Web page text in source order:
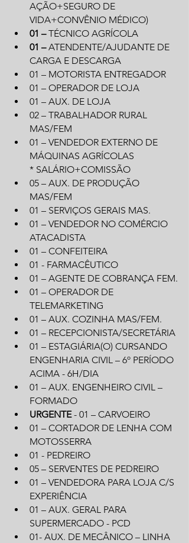
AÇÃO+SEGURO DE
VIDA+CONVÊNIO MÉDICO)
01 – TÉCNICO AGRÍCOLA
01 – ATENDENTE/AJUDANTE DE
CARGA E DESCARGA
01 – MOTORISTA ENTREGADOR
01 – OPERADOR DE LOJA
01 – AUX. DE LOJA
02 – TRABALHADOR RURAL
MAS/FEM
01 – VENDEDOR EXTERNO DE
MÁQUINAS AGRÍCOLAS
* SALÁRIO+COMISSÃO
05 – AUX. DE PRODUÇÃO
MAS/FEM
01 – SERVIÇOS GERAIS MAS.
01 – VENDEDOR NO COMÉRCIO
ATACADISTA
01 – CONFEITEIRA
01 - FARMACÊUTICO
01 – AGENTE DE COBRANÇA FEM.
01 – OPERADOR DE
TELEMARKETING
01 – AUX. COZINHA MAS/FEM.
01 – RECEPCIONISTA/SECRETÁRIA
01 – ESTAGIÁRIA(O) CURSANDO
ENGENHARIA CIVIL – 6º PERÍODO
ACIMA - 6H/DIA
01 – AUX. ENGENHEIRO CIVIL –
FORMADO
URGENTE - 01 – CARVOEIRO
01 – CORTADOR DE LENHA COM
MOTOSSERRA
01 - PEDREIRO
05 – SERVENTES DE PEDREIRO
01 – VENDEDORA PARA LOJA C/S
EXPERIÊNCIA
01 – AUX. GERAL PARA
SUPERMERCADO - PCD
01- AUX. DE MECÂNICO – LINHA